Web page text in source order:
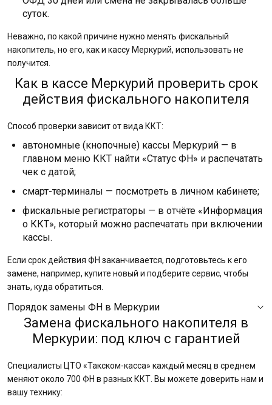
суток.
Неважно, по какой причине нужно менять фискальный
накопитель, но его, как и кассу Меркурий, использовать не
получится.
Как в кассе Меркурий проверить срок
действия фискального накопителя
Способ проверки зависит от вида ККТ:
автономные (кнопочные) кассы Меркурий — в
главном меню ККТ найти «Статус ФН» и распечатать
чек с датой;
смарт-терминалы — посмотреть в личном кабинете;
фискальные регистраторы — в отчёте «Информация
о ККТ», который можно распечатать при включении
кассы.
Если срок действия ФН заканчивается, подготовьтесь к его
замене, например, купите новый и подберите сервис, чтобы
знать, куда обратиться.
Порядок замены ФН в Меркурии
Замена фискального накопителя в
Меркурии: под ключ с гарантией
Специалисты ЦТО «Такском-касса» каждый месяц в среднем
меняют около 700 ФН в разных ККТ. Вы можете доверить нам и
вашу технику: